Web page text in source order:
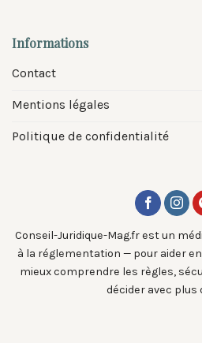
Informations
Contact
Mentions légales
Politique de confidentialité
Conseil-Juridique-Mag.fr est un
à la réglementation — pour aider
mieux comprendre les règles,
décider avec plus